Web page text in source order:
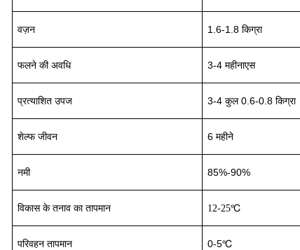
वज़न 1.6-1.8 किग्रा
फलने की अवधि 3-4 महीनाएस
प्रत्याशित उपज 3-4 कुल 0.6-0.8 किग्रा
शेल्फ जीवन 6 महीने
नमी 85%-90%
विकास के तनाव का तापमान 12-25℃
परिवहन तापमान 0-5℃